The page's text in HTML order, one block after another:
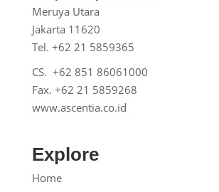
Meruya Utara
Jakarta 11620
Tel. +62 21 5859365
CS. +62 851 86061000
Fax. +62 21 5859268
www.ascentia.co.id
Explore
Home